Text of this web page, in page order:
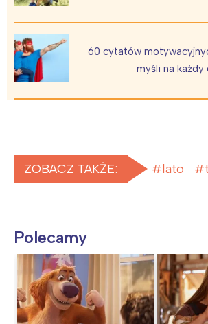
60 cytatów
myśli na każdy
ZOBACZ TAKŻE: lato
Polecamy